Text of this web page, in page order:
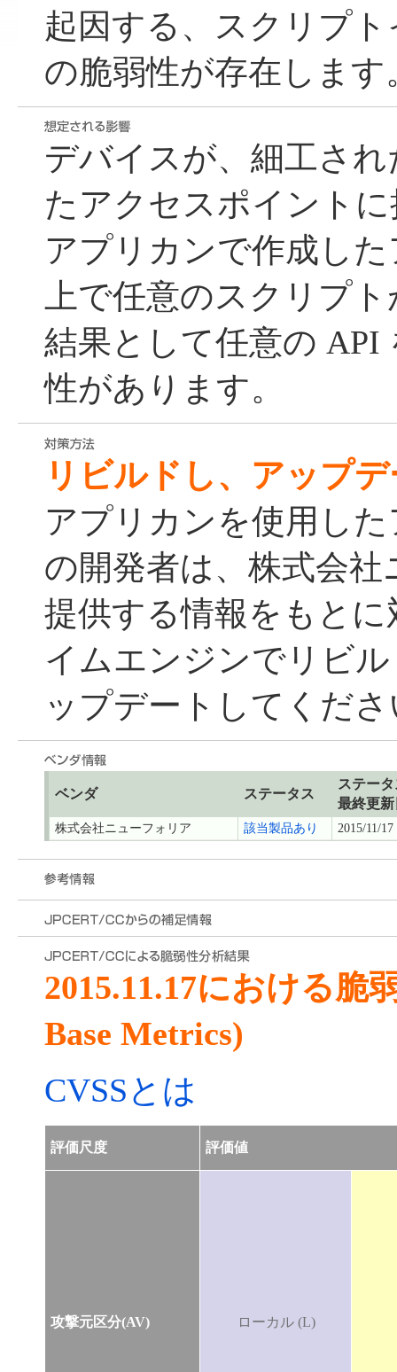
起因する、スクリプ
の脆弱性が存在します
デバイスが、細工され
たアクセスポイント
アプリカンで作成し
上で任意のスクリプ
結果として任意の API
性があります。
リビルドし、アップ
アプリカンを使用し
の開発者は、株式会
提供する情報をもと
イムエンジンでリビ
ップデートしてくだ
ベンダ ステータス
ステータ
最終更新
株式会社ニューフォリア 該当製品あり 2015/11/17
2015.11.17における脆
Base Metrics)
CVSSとは
評価尺度 評価値
攻撃元区分(AV) ローカル (L)